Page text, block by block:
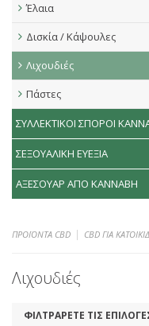
Έλαια
Δισκία / Κάψουλες
Λιχουδιές
Πάστες
ΣΥΛΛΕΚΤΙΚΟΙ ΣΠΟΡΟΙ
ΣΕΞΟΥΑΛΙΚΗ ΕΥΕΞΙΑ
ΑΞΕΣΟΥΑΡ ΑΠΟ ΚΑΝΝΑΒΗ
ΠΡΟΪΟΝΤΑ CBD CBD ΓΙΑ
Λιχουδιές
ΦΙΛΤΡΑΡΕΤΕ ΤΙΣ